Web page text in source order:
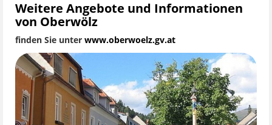
Weitere Angebote und Informationen
von Oberwölz
finden Sie unter www.oberwoelz.gv.at